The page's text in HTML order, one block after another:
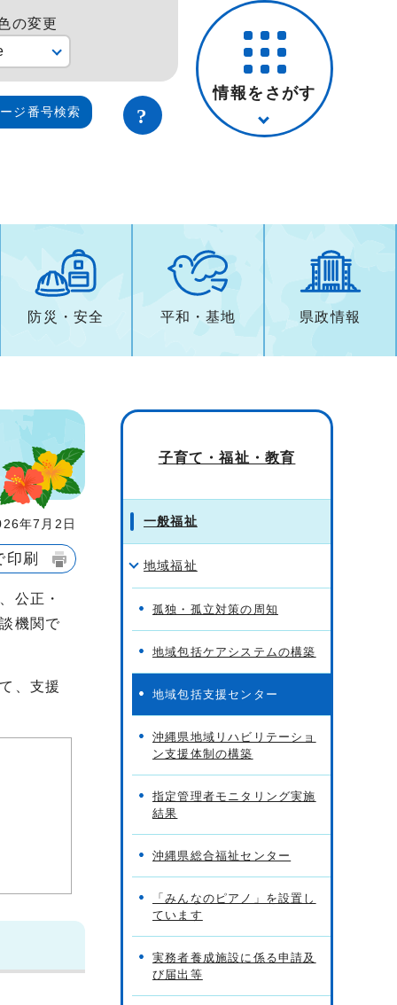
の変更
ジ番号検索
情報をさがす
防災・安全 平和・基地 県政情報
年7月2日
印刷
公正・
機関で
、支援
子育て・福祉・教育
一般福祉
地域福祉
孤独・孤立対策の周知
地域包括ケアシステムの構築
地域包括支援センター
沖縄県地域リハビリテーショ
ン支援体制の構築
指定管理者モニタリング実施
結果
沖縄県総合福祉センター
「みんなのピアノ」を設置し
ています
実務者養成施設に係る申請及
び届出等